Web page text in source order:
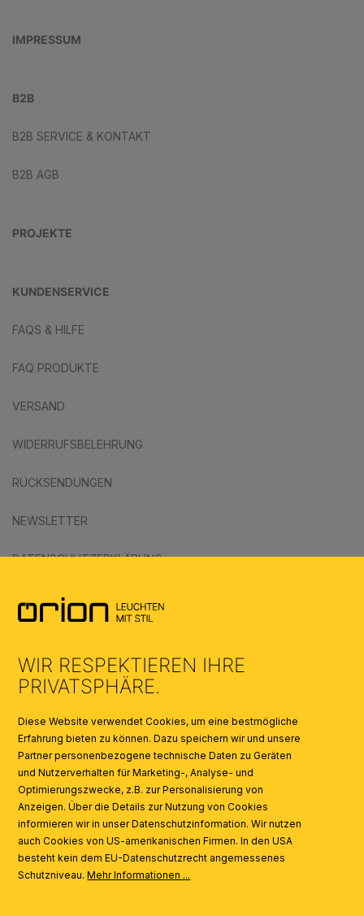
IMPRESSUM
B2B
B2B SERVICE & KONTAKT
B2B AGB
PROJEKTE
KUNDENSERVICE
FAQS & HILFE
FAQ PRODUKTE
VERSAND
WIDERRUFSBELEHRUNG
RÜCKSENDUNGEN
NEWSLETTER
DATENSCHUTZERKLÄRUNG
KATALOGE
AI
WIR RESPEKTIEREN IHRE
PRIVATSPHÄRE.
Diese Website verwendet Cookies, um eine bestmögliche
Erfahrung bieten zu können. Dazu speichern wir und unsere
Partner personenbezogene technische Daten zu Geräten
und Nutzerverhalten für Marketing-, Analyse- und
Optimierungszwecke, z.B. zur Personalisierung von
Anzeigen. Über die Details zur Nutzung von Cookies
informieren wir in unser Datenschutzinformation. Wir nutzen
auch Cookies von US-amerikanischen Firmen. In den USA
besteht kein dem EU-Datenschutzrecht angemessenes
Schutzniveau.Mehr Informationen ...